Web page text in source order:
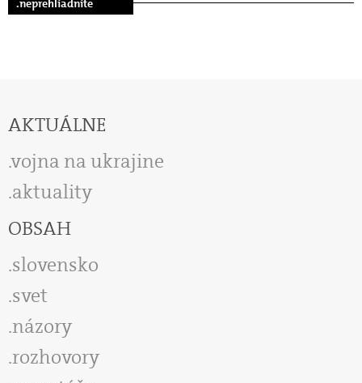
.neprehliadnite
AKTUÁLNE
vojna na ukrajine
aktuality
OBSAH
slovensko
svet
názory
rozhovory